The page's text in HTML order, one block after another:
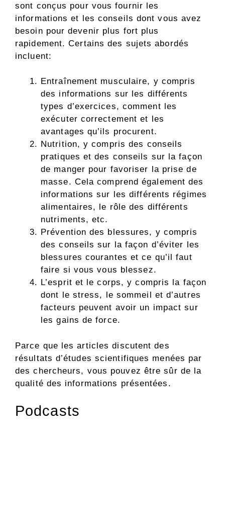
sont conçus pour vous fournir les
informations et les conseils dont vous avez
besoin pour devenir plus fort plus
rapidement. Certains des sujets abordés
incluent:
Entraînement musculaire, y compris
des informations sur les différents
types d’exercices, comment les
exécuter correctement et les
avantages qu’ils procurent.
Nutrition, y compris des conseils
pratiques et des conseils sur la façon
de manger pour favoriser la prise de
masse. Cela comprend également des
informations sur les différents régimes
alimentaires, le rôle des différents
nutriments, etc.
Prévention des blessures, y compris
des conseils sur la façon d’éviter les
blessures courantes et ce qu’il faut
faire si vous vous blessez.
L’esprit et le corps, y compris la façon
dont le stress, le sommeil et d’autres
facteurs peuvent avoir un impact sur
les gains de force.
Parce que les articles discutent des
résultats d’études scientifiques menées par
des chercheurs, vous pouvez être sûr de la
qualité des informations présentées.
Podcasts